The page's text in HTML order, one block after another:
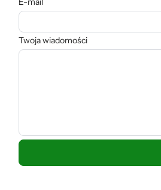
Twoja wiadomości